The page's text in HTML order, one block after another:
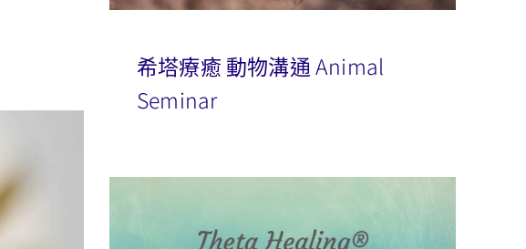
希塔療癒 動物溝通 Animal
Seminar